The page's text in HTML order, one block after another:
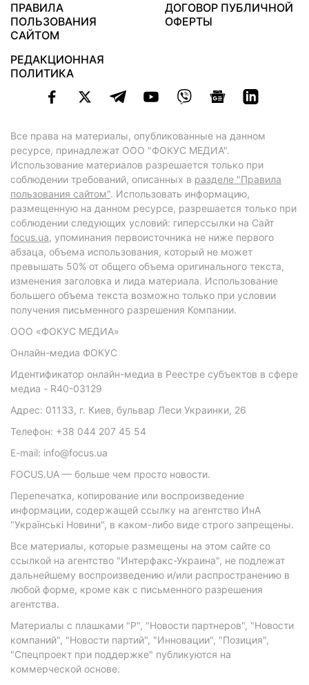
ПРАВИЛА
ПОЛЬЗОВАНИЯ
САЙТОМ
ДОГОВОР ПУБЛИЧНОЙ
ОФЕРТЫ
РЕДАКЦИОННАЯ
ПОЛИТИКА
Все права на материалы, опубликованные на данном
ресурсе, принадлежат ООО "ФОКУС МЕДИА".
Использование материалов разрешается только при
соблюдении требований, описанных в разделе "Правила
пользования сайтом". Использовать информацию,
размещенную на данном ресурсе, разрешается только при
соблюдении следующих условий: гиперссылки на Сайт
focus.ua, упоминания первоисточника не ниже первого
абзаца, объема использования, который не может
превышать 50% от общего объема оригинального текста,
изменения заголовка и лида материала. Использование
большего объема текста возможно только при условии
получения письменного разрешения Компании.
ООО «ФОКУС МЕДИА»
Онлайн-медиа ФОКУС
Идентификатор онлайн-медиа в Реестре субъектов в сфере
медиа - R40-03129
Адрес: 01133, г. Киев, бульвар Леси Украинки, 26
Телефон: +38 044 207 45 54
E-mail: info@focus.ua
FOCUS.UA — больше чем просто новости.
Перепечатка, копирование или воспроизведение
информации, содержащей ссылку на агентство ИнА
"Українські Новини", в каком-либо виде строго запрещены.
Все материалы, которые размещены на этом сайте со
ссылкой на агентство "Интерфакс-Украина", не подлежат
дальнейшему воспроизведению и/или распространению в
любой форме, кроме как с письменного разрешения
агентства.
Материалы с плашками "Р", "Новости партнеров", "Новости
компаний", "Новости партий", "Инновации", "Позиция",
"Спецпроект при поддержке" публикуются на
коммерческой основе.